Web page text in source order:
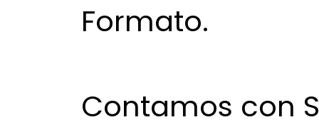
Formato.
Contamos con